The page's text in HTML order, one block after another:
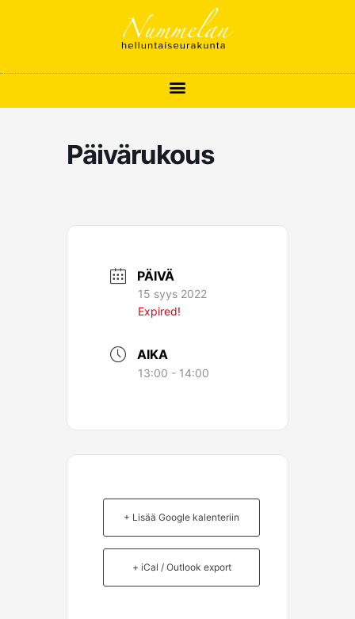
Päivärukous
PÄIVÄ
15 syys 2022
Expired!
AIKA
13:00 - 14:00
+ Lisää Google kalenteriin
+ iCal / Outlook export